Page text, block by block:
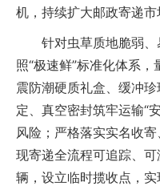
机，持续扩大邮政寄递市
针对虫草质地脆弱、
照“极速鲜”标准化体系
震防潮硬质礼盒、缓冲
定、真空密封筑牢运输“
风险；严格落实实名收
现寄递全流程可追踪、
辆，设立临时揽收点，